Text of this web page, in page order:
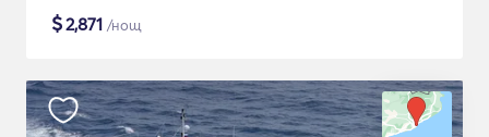
$2,871 /нощ